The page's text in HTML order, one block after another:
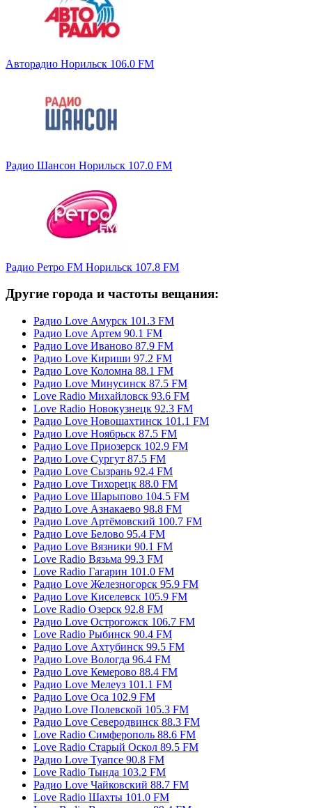
Авторадио Норильск 106.0 FM
Радио Шансон Норильск 107.0 FM
Радио Ретро FM Норильск 107.8 FM
Другие города и частоты вещания:
Радио Love Амурск 101.3 FM
Радио Love Артем 90.1 FM
Радио Love Иваново 87.9 FM
Радио Love Кириши 97.2 FM
Радио Love Коломна 88.1 FM
Радио Love Минусинск 87.5 FM
Love Radio Михайловск 93.6 FM
Love Radio Новокузнецк 92.3 FM
Радио Love Новошахтинск 101.1 FM
Радио Love Ноябрьск 87.5 FM
Радио Love Приозерск 102.9 FM
Радио Love Сургут 87.5 FM
Радио Love Сызрань 92.4 FM
Радио Love Тихорецк 88.0 FM
Радио Love Шарыпово 104.5 FM
Радио Love Азнакаево 98.8 FM
Радио Love Артёмовский 100.7 FM
Радио Love Белово 95.4 FM
Радио Love Вязники 90.1 FM
Love Radio Вязьма 99.3 FM
Love Radio Гагарин 101.0 FM
Радио Love Железногорск 95.9 FM
Радио Love Киселевск 105.9 FM
Love Radio Озерск 92.8 FM
Радио Love Острогожск 106.7 FM
Love Radio Рыбинск 90.4 FM
Радио Love Ахтубинск 99.5 FM
Радио Love Вологда 96.4 FM
Радио Love Кемерово 88.4 FM
Радио Love Мелеуз 101.1 FM
Радио Love Оса 102.9 FM
Радио Love Полевской 105.3 FM
Радио Love Северодвинск 88.3 FM
Love Radio Симферополь 88.6 FM
Love Radio Старый Оскол 89.5 FM
Радио Love Туапсе 90.8 FM
Love Radio Тында 103.2 FM
Радио Love Чайковский 88.7 FM
Love Radio Шахты 101.0 FM